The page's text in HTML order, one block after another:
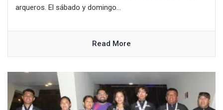
arqueros. El sábado y domingo...
Read More